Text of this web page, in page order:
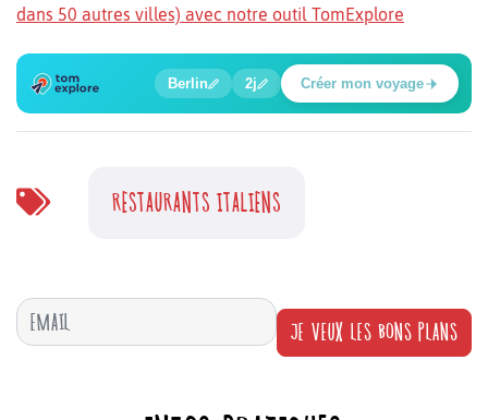
dans 50 autres villes) avec notre outil TomExplore
🔍
🔍
🔍
🍲
🔍
🔍
Place Potsdamer
Berlin 2j Créer mon voyage
RESTAURANTS ITALIENS
JE VEUX LES BONS PLANS